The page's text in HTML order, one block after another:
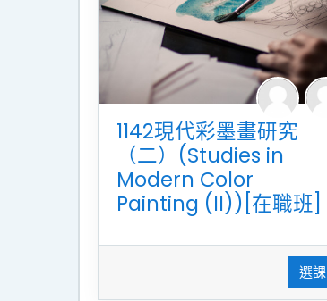
1142現代彩墨畫研究
（二）(Studies in
Modern Color
Painting (II))[在職班]
選課